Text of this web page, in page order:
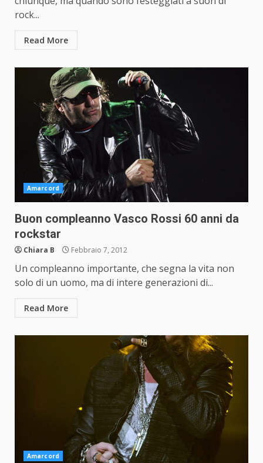
rock...
Read More
Amarcord
Buon compleanno Vasco Rossi 60 anni da
rockstar
Chiara B Febbraio 7, 2012
Un compleanno importante, che segna la vita non
solo di un uomo, ma di intere generazioni di...
Read More
Amarcord